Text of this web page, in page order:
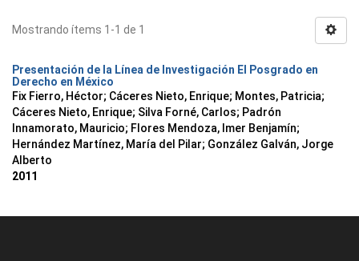
Mostrando ítems 1-1 de 1
Presentación de la Línea de Investigación El Posgrado en
Derecho en México
Fix Fierro, Héctor; Cáceres Nieto, Enrique; Montes, Patricia;
Cáceres Nieto, Enrique; Silva Forné, Carlos; Padrón
Innamorato, Mauricio; Flores Mendoza, Imer Benjamín;
Hernández Martínez, María del Pilar; González Galván, Jorge
Alberto
2011